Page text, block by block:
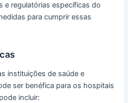
e regulatórias específicas do
para cumprir essas
instituições de saúde e
ser benéfica para os hospitais
incluir: